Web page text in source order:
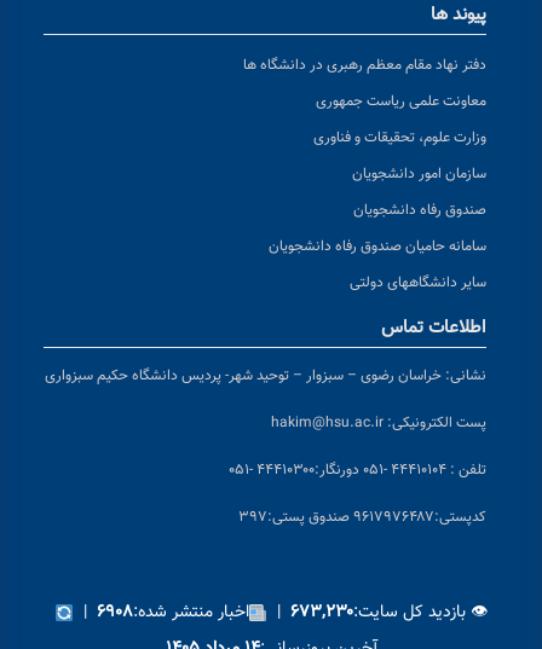
پیوند ها
دفتر نهاد مقام معظم رهبری در دانشگاه ها
معاونت علمی ریاست جمهوری
وزارت علوم، تحقیقات و فناوری
سازمان امور دانشجویان
صندوق رفاه دانشجویان
سامانه حامیان صندوق رفاه دانشجویان
سایر دانشگاههای دولتی
اطلاعات تماس
نشانی: خراسان رضوی – سبزوار – توحید شهر- پردیس دانشگاه حکیم سبزواری
پست الکترونیکی: hakim@hsu.ac.ir
تلفن : ۴۴۴۱۰۱۰۴ -۰۵۱ دورنگار:۴۴۴۱۰۳۰۰ -۰۵۱
کدپستی:۹۶۱۷۹۷۶۴۸۷ صندوق پستی:۳۹۷
👁 بازدید کل سایت:۶۷۳,۲۳۰ | اخبار منتشر شده:۶۹۰۸ |